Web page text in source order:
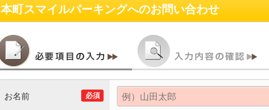
本町スマイルパーキングへのお問い合わせ
必須
お名前